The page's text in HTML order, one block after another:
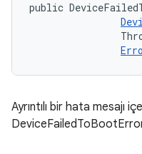
public
Ayrıntılı bir hata mesajı